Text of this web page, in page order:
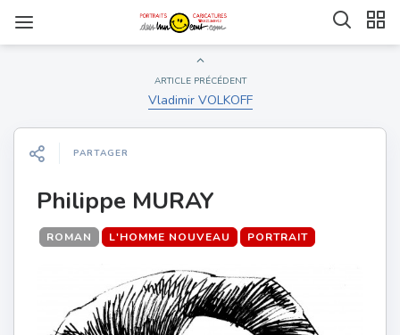
ARTICLE PRÉCÉDENT
Vladimir VOLKOFF
PARTAGER
Philippe MURAY
ROMAN L'HOMME NOUVEAU PORTRAIT